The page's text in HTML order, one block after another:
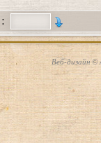
Веб-дизайн ©